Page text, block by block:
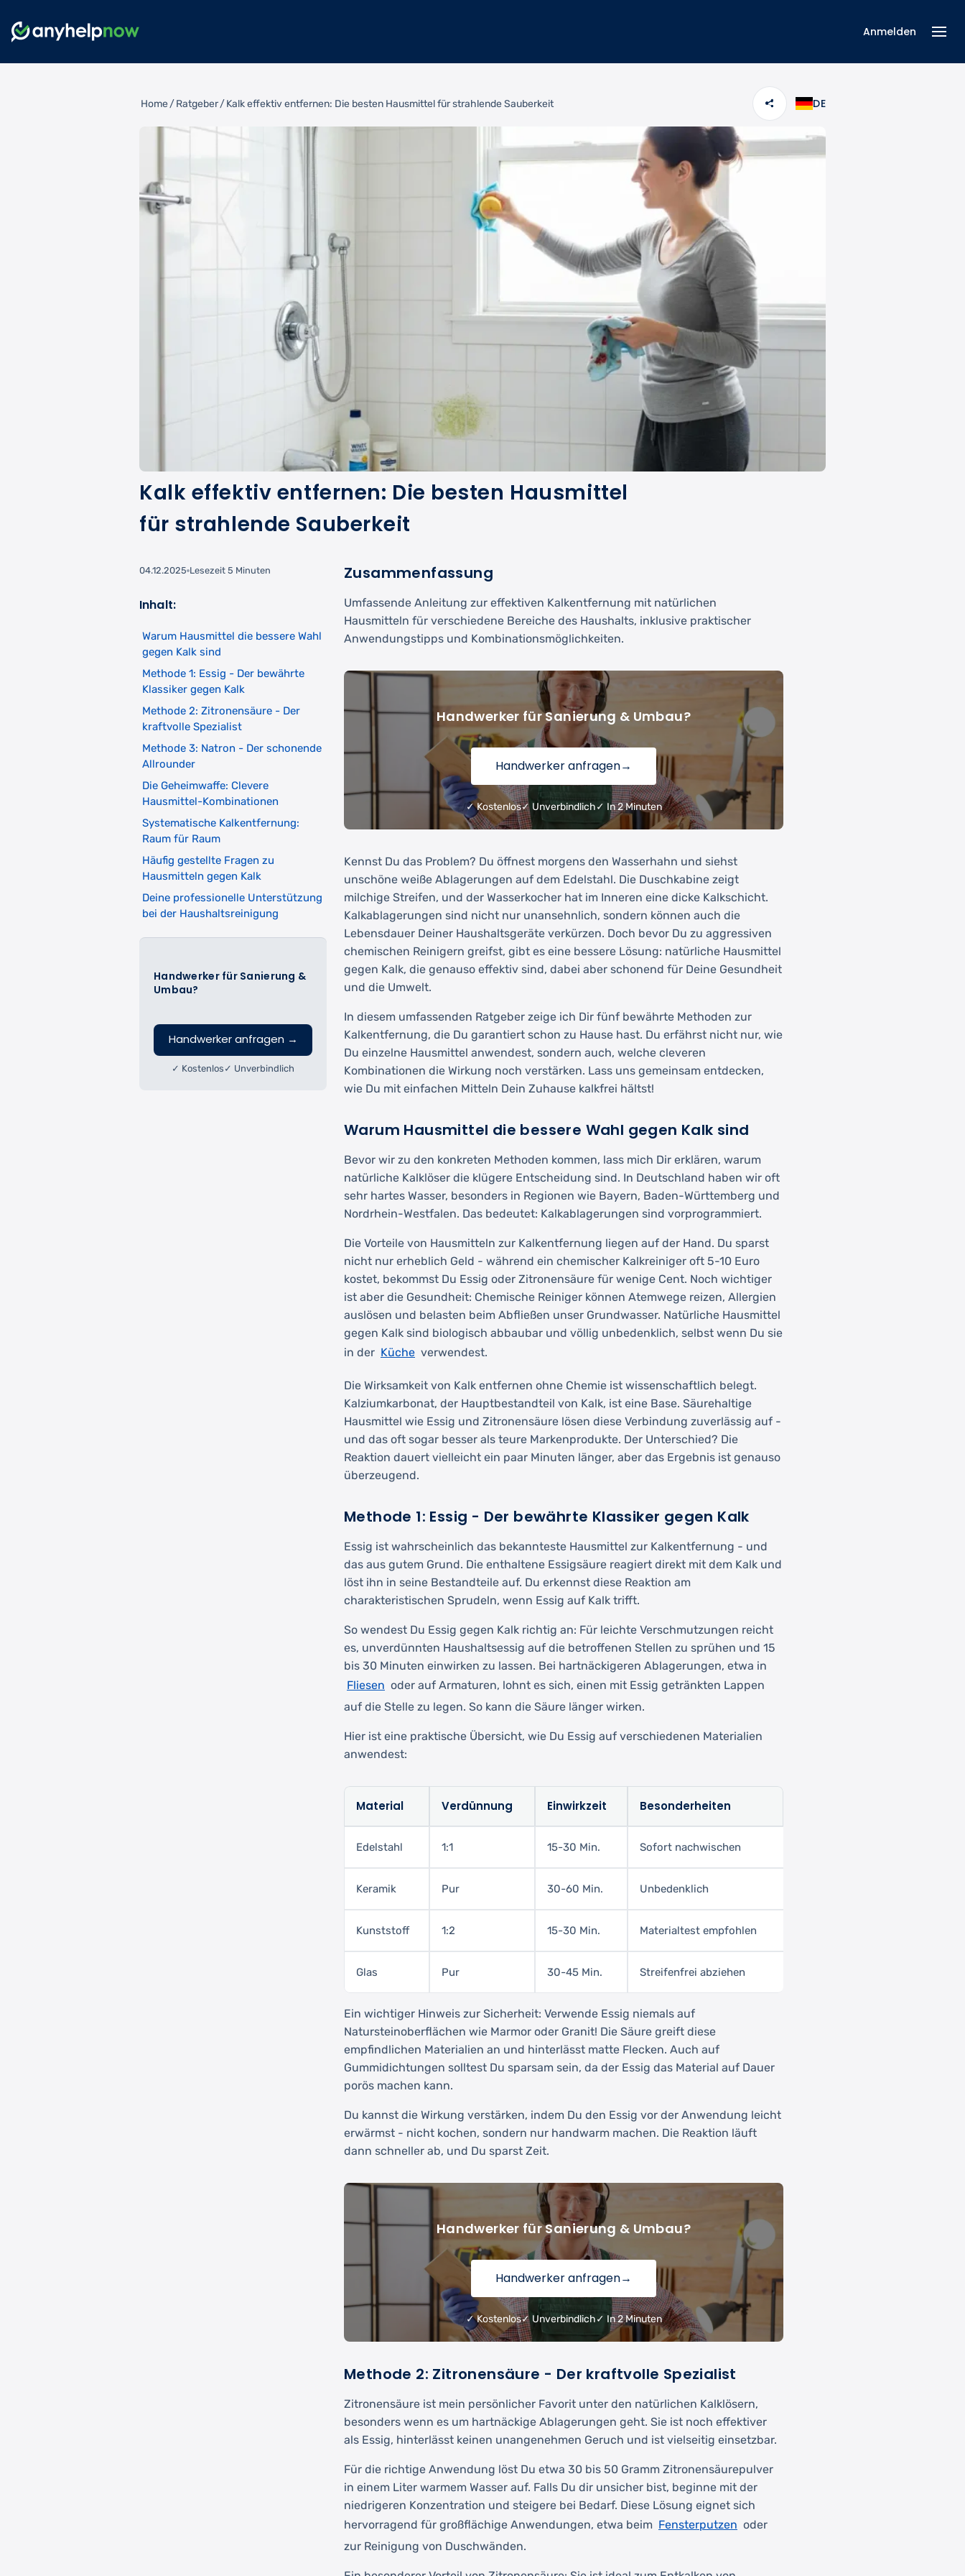
Anmelden
Home/Ratgeber/Kalk effektiv entfernen: Die besten Hausmittel für strahlende Sauberkeit DE
Kalk effektiv entfernen: Die besten Hausmittel
für strahlende Sauberkeit
04.12.2025 Lesezeit 5 Minuten
Inhalt:
Handwerker für Sanierung &
Umbau?
Handwerker anfragen →
✓ Kostenlos ✓ Unverbindlich
Warum Hausmittel die bessere Wahl
gegen Kalk sind
Methode 1: Essig - Der bewährte
Klassiker gegen Kalk
Methode 2: Zitronensäure - Der
kraftvolle Spezialist
Methode 3: Natron - Der schonende
Allrounder
Die Geheimwaffe: Clevere
Hausmittel-Kombinationen
Systematische Kalkentfernung:
Raum für Raum
Häufig gestellte Fragen zu
Hausmitteln gegen Kalk
Deine professionelle Unterstützung
bei der Haushaltsreinigung
Zusammenfassung
Umfassende Anleitung zur effektiven Kalkentfernung mit natürlichen
Hausmitteln für verschiedene Bereiche des Haushalts, inklusive praktischer
Anwendungstipps und Kombinationsmöglichkeiten.
Handwerker für Sanierung & Umbau?
Handwerker anfragen→
✓ Kostenlos✓ Unverbindlich✓ In 2 Minuten
Kennst Du das Problem? Du öffnest morgens den Wasserhahn und siehst
unschöne weiße Ablagerungen auf dem Edelstahl. Die Duschkabine zeigt
milchige Streifen, und der Wasserkocher hat im Inneren eine dicke Kalkschicht.
Kalkablagerungen sind nicht nur unansehnlich, sondern können auch die
Lebensdauer Deiner Haushaltsgeräte verkürzen. Doch bevor Du zu aggressiven
chemischen Reinigern greifst, gibt es eine bessere Lösung: natürliche Hausmittel
gegen Kalk, die genauso effektiv sind, dabei aber schonend für Deine Gesundheit
und die Umwelt.
In diesem umfassenden Ratgeber zeige ich Dir fünf bewährte Methoden zur
Kalkentfernung, die Du garantiert schon zu Hause hast. Du erfährst nicht nur, wie
Du einzelne Hausmittel anwendest, sondern auch, welche cleveren
Kombinationen die Wirkung noch verstärken. Lass uns gemeinsam entdecken,
wie Du mit einfachen Mitteln Dein Zuhause kalkfrei hältst!
Warum Hausmittel die bessere Wahl gegen Kalk sind
Bevor wir zu den konkreten Methoden kommen, lass mich Dir erklären, warum
natürliche Kalklöser die klügere Entscheidung sind. In Deutschland haben wir oft
sehr hartes Wasser, besonders in Regionen wie Bayern, Baden-Württemberg und
Nordrhein-Westfalen. Das bedeutet: Kalkablagerungen sind vorprogrammiert.
Die Vorteile von Hausmitteln zur Kalkentfernung liegen auf der Hand. Du sparst
nicht nur erheblich Geld - während ein chemischer Kalkreiniger oft 5-10 Euro
kostet, bekommst Du Essig oder Zitronensäure für wenige Cent. Noch wichtiger
ist aber die Gesundheit: Chemische Reiniger können Atemwege reizen, Allergien
auslösen und belasten beim Abfließen unser Grundwasser. Natürliche Hausmittel
gegen Kalk sind biologisch abbaubar und völlig unbedenklich, selbst wenn Du sie
in der Küche verwendest.
Die Wirksamkeit von Kalk entfernen ohne Chemie ist wissenschaftlich belegt.
Kalziumkarbonat, der Hauptbestandteil von Kalk, ist eine Base. Säurehaltige
Hausmittel wie Essig und Zitronensäure lösen diese Verbindung zuverlässig auf -
und das oft sogar besser als teure Markenprodukte. Der Unterschied? Die
Reaktion dauert vielleicht ein paar Minuten länger, aber das Ergebnis ist genauso
überzeugend.
Methode 1: Essig - Der bewährte Klassiker gegen Kalk
Essig ist wahrscheinlich das bekannteste Hausmittel zur Kalkentfernung - und
das aus gutem Grund. Die enthaltene Essigsäure reagiert direkt mit dem Kalk und
löst ihn in seine Bestandteile auf. Du erkennst diese Reaktion am
charakteristischen Sprudeln, wenn Essig auf Kalk trifft.
So wendest Du Essig gegen Kalk richtig an: Für leichte Verschmutzungen reicht
es, unverdünnten Haushaltsessig auf die betroffenen Stellen zu sprühen und 15
bis 30 Minuten einwirken zu lassen. Bei hartnäckigeren Ablagerungen, etwa in
Fliesen oder auf Armaturen, lohnt es sich, einen mit Essig getränkten Lappen
auf die Stelle zu legen. So kann die Säure länger wirken.
Hier ist eine praktische Übersicht, wie Du Essig auf verschiedenen Materialien
anwendest:
Material Verdünnung Einwirkzeit Besonderheiten
Edelstahl 1:1 15-30 Min. Sofort nachwischen
Keramik Pur 30-60 Min. Unbedenklich
Kunststoff 1:2 15-30 Min. Materialtest empfohlen
Glas Pur 30-45 Min. Streifenfrei abziehen
Ein wichtiger Hinweis zur Sicherheit: Verwende Essig niemals auf
Natursteinoberflächen wie Marmor oder Granit! Die Säure greift diese
empfindlichen Materialien an und hinterlässt matte Flecken. Auch auf
Gummidichtungen solltest Du sparsam sein, da der Essig das Material auf Dauer
porös machen kann.
Du kannst die Wirkung verstärken, indem Du den Essig vor der Anwendung leicht
erwärmst - nicht kochen, sondern nur handwarm machen. Die Reaktion läuft
dann schneller ab, und Du sparst Zeit.
Handwerker für Sanierung & Umbau?
Handwerker anfragen→
✓ Kostenlos✓ Unverbindlich✓ In 2 Minuten
Methode 2: Zitronensäure - Der kraftvolle Spezialist
Zitronensäure ist mein persönlicher Favorit unter den natürlichen Kalklösern,
besonders wenn es um hartnäckige Ablagerungen geht. Sie ist noch effektiver
als Essig, hinterlässt keinen unangenehmen Geruch und ist vielseitig einsetzbar.
Für die richtige Anwendung löst Du etwa 30 bis 50 Gramm Zitronensäurepulver
in einem Liter warmem Wasser auf. Falls Du dir unsicher bist, beginne mit der
niedrigeren Konzentration und steigere bei Bedarf. Diese Lösung eignet sich
hervorragend für großflächige Anwendungen, etwa beim Fensterputzen oder
zur Reinigung von Duschwänden.